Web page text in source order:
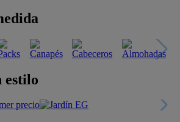
estilo